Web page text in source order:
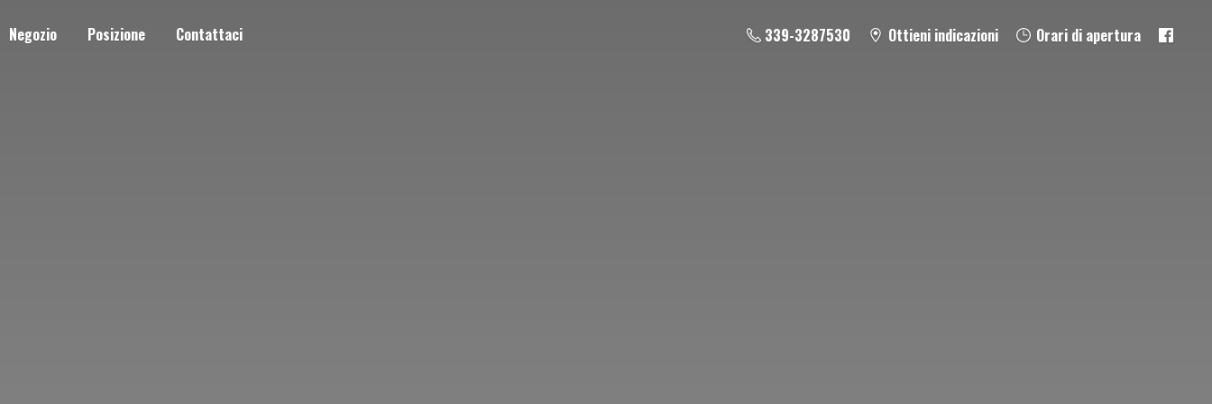
Negozio Posizione Contattaci 339-3287530 Ottieni indicazioni Orari di apertura